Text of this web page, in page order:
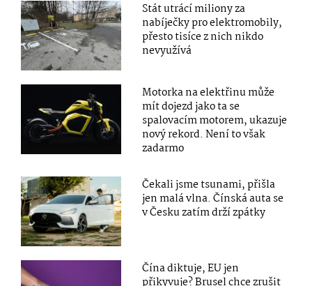
Stát utrácí miliony za
nabíječky pro elektromobily,
přesto tisíce z nich nikdo
nevyužívá
Motorka na elektřinu může
mít dojezd jako ta se
spalovacím motorem, ukazuje
nový rekord. Není to však
zadarmo
Čekali jsme tsunami, přišla
jen malá vlna. Čínská auta se
v Česku zatím drží zpátky
Čína diktuje, EU jen